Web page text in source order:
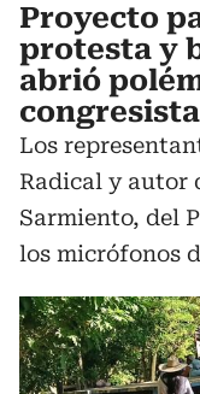
Proyecto
protesta y
abrió
Los
Radical y autor
Sarmiento, del
los micrófonos